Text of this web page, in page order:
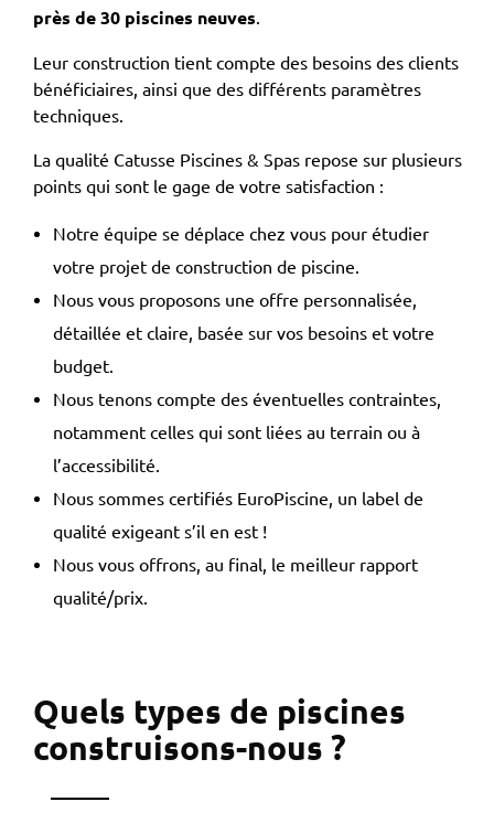
près de 30 piscines neuves.
Leur construction tient compte des besoins des clients
bénéficiaires, ainsi que des différents paramètres
techniques.
La qualité Catusse Piscines & Spas repose sur plusieurs
points qui sont le gage de votre satisfaction :
Notre équipe se déplace chez vous pour étudier
votre projet de construction de piscine.
Nous vous proposons une offre personnalisée,
détaillée et claire, basée sur vos besoins et votre
budget.
Nous tenons compte des éventuelles contraintes,
notamment celles qui sont liées au terrain ou à
l’accessibilité.
Nous sommes certifiés EuroPiscine, un label de
qualité exigeant s’il en est !
Nous vous offrons, au final, le meilleur rapport
qualité/prix.
Quels types de piscines
construisons-nous ?